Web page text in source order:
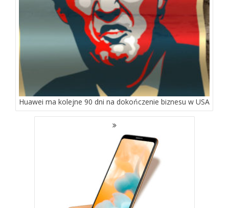
Huawei ma kolejne 90 dni na dokończenie biznesu w USA